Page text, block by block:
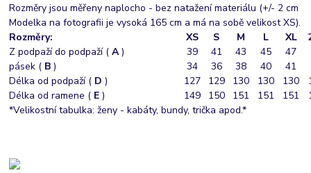
Rozměry jsou měřeny naplocho - bez natažení materiálu (+/- 2 cm
Modelka na fotografii je vysoká 165 cm a má na sobě velikost XS).
Rozměry:
XS S M L XL
Z podpaží do podpaží (A) 39 41 43 45 47
pásek ( B ) 34 36 38 40 41
Délka od podpaží ( D ) 127 129 130 130 130
Délka od ramene ( E ) 149 150 151 151 151
*Velikostní tabulka: ženy - kabáty, bundy, trička apod.*